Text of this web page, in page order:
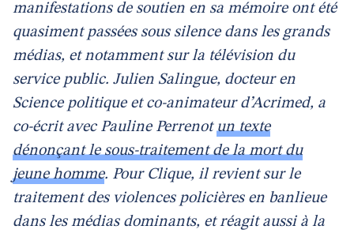
manifestations de soutien en sa mémoire ont été
quasiment passées sous silence dans les grands
médias, et notamment sur la télévision du
service public. Julien Salingue, docteur en
Science politique et co-animateur d’Acrimed, a
co-écrit avec Pauline Perrenotun texte
dénonçant le sous-traitement de la mort du
jeune homme. Pour Clique, il revient sur le
traitement des violences policières en banlieue
dans les médias dominants, et réagit aussi à la